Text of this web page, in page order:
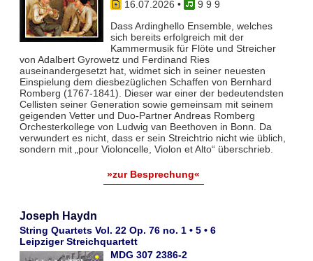
16.07.2026 •
9 9 9
Dass Ardinghello Ensemble, welches
sich bereits erfolgreich mit der
Kammermusik für Flöte und Streicher
von Adalbert Gyrowetz und Ferdinand Ries
auseinandergesetzt hat, widmet sich in seiner neuesten
Einspielung dem diesbezüglichen Schaffen von Bernhard
Romberg (1767-1841). Dieser war einer der bedeutendsten
Cellisten seiner Generation sowie gemeinsam mit seinem
geigenden Vetter und Duo-Partner Andreas Romberg
Orchesterkollege von Ludwig van Beethoven in Bonn. Da
verwundert es nicht, dass er sein Streichtrio nicht wie üblich,
sondern mit „pour Violoncelle, Violon et Alto“ überschrieb.
»zur Besprechung«
Joseph Haydn
String Quartets Vol. 22 Op. 76 no. 1 • 5 • 6
Leipziger Streichquartett
MDG 307 2386-2